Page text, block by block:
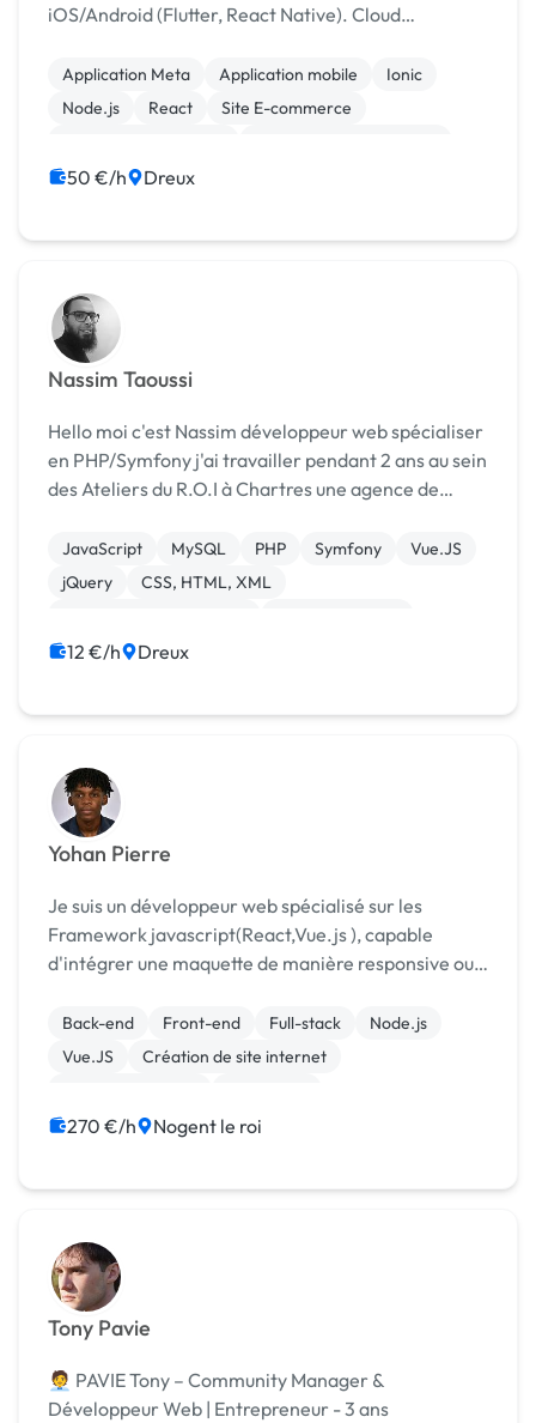
iOS/Android (Flutter, React Native). Cloud
Application Meta Application mobile
Ionic
Node.js
React
Site E-commerce
Flutterflow
Gestion site web
50 €/h Dreux
Nassim Taoussi
Hello moi c'est Nassim développeur web spécialiser
en PHP/Symfony j'ai travailler pendant 2 ans au sein
des Ateliers du R.O.I à Chartres une agence de
grandes entreprises (LIDL, GROHE) et sur l'appli...
JavaScript MySQL PHP Symfony
Vue.JS
jQuery
CSS, HTML, XML
Integration HTML
12 €/h Dreux
Yohan Pierre
Je suis un développeur web spécialisé sur les
Framework javascript(React,Vue.js ), capable
d'intégrer une maquette de manière responsive ou
également l'exploitation et la création de base de
don...
Back-end Front-end Full-stack
Node.js
Vue.JS
Création de site internet
270 €/h Nogent le roi
Tony Pavie
🧑‍💼 PAVIE Tony – Community Manager &
Développeur Web | Entrepreneur - 3 ans